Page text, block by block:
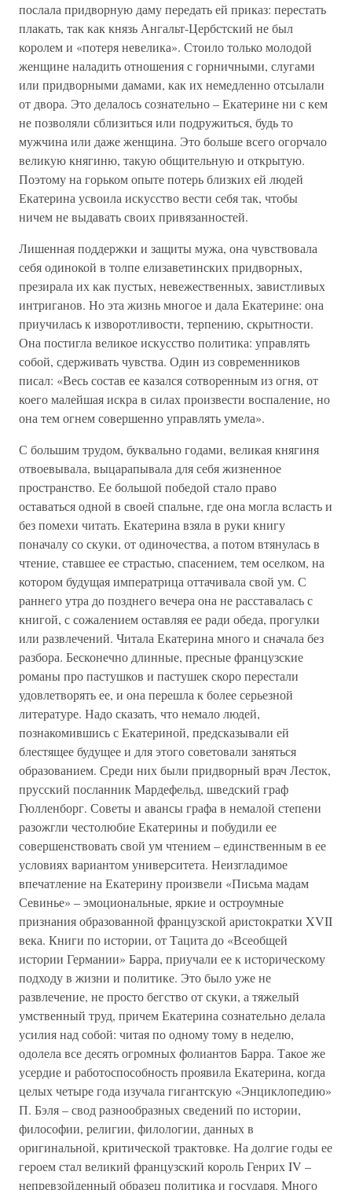
послала придворную даму передать ей приказ: перестать
плакать, так как князь Ангальт-Цербстский не был
королем и «потеря невелика». Стоило только молодой
женщине наладить отношения с горничными, слугами
или придворными дамами, как их немедленно отсылали
от двора. Это делалось сознательно – Екатерине ни с кем
не позволяли сблизиться или подружиться, будь то
мужчина или даже женщина. Это больше всего огорчало
великую княгиню, такую общительную и открытую.
Поэтому на горьком опыте потерь близких ей людей
Екатерина усвоила искусство вести себя так, чтобы
ничем не выдавать своих привязанностей.
Лишенная поддержки и защиты мужа, она чувствовала
себя одинокой в толпе елизаветинских придворных,
презирала их как пустых, невежественных, завистливых
интриганов. Но эта жизнь многое и дала Екатерине: она
приучилась к изворотливости, терпению, скрытности.
Она постигла великое искусство политика: управлять
собой, сдерживать чувства. Один из современников
писал: «Весь состав ее казался сотворенным из огня, от
коего малейшая искра в силах произвести воспаление, но
она тем огнем совершенно управлять умела».
С большим трудом, буквально годами, великая княгиня
отвоевывала, выцарапывала для себя жизненное
пространство. Ее большой победой стало право
оставаться одной в своей спальне, где она могла всласть и
без помехи читать. Екатерина взяла в руки книгу
поначалу со скуки, от одиночества, а потом втянулась в
чтение, ставшее ее страстью, спасением, тем оселком, на
котором будущая императрица оттачивала свой ум. С
раннего утра до позднего вечера она не расставалась с
книгой, с сожалением оставляя ее ради обеда, прогулки
или развлечений. Читала Екатерина много и сначала без
разбора. Бесконечно длинные, пресные французские
романы про пастушков и пастушек скоро перестали
удовлетворять ее, и она перешла к более серьезной
литературе. Надо сказать, что немало людей,
познакомившись с Екатериной, предсказывали ей
блестящее будущее и для этого советовали заняться
образованием. Среди них были придворный врач Лесток,
прусский посланник Мардефельд, шведский граф
Гюлленборг. Советы и авансы графа в немалой степени
разожгли честолюбие Екатерины и побудили ее
совершенствовать свой ум чтением – единственным в ее
условиях вариантом университета. Неизгладимое
впечатление на Екатерину произвели «Письма мадам
Севинье» – эмоциональные, яркие и остроумные
признания образованной французской аристократки XVII
века. Книги по истории, от Тацита до «Всеобщей
истории Германии» Барра, приучали ее к историческому
подходу в жизни и политике. Это было уже не
развлечение, не просто бегство от скуки, а тяжелый
умственный труд, причем Екатерина сознательно делала
усилия над собой: читая по одному тому в неделю,
одолела все десять огромных фолиантов Барра. Такое же
усердие и работоспособность проявила Екатерина, когда
целых четыре года изучала гигантскую «Энциклопедию»
П. Бэля – свод разнообразных сведений по истории,
философии, религии, филологии, данных в
оригинальной, критической трактовке. На долгие годы ее
героем стал великий французский король Генрих IV –
непревзойденный образец политика и государя. Много